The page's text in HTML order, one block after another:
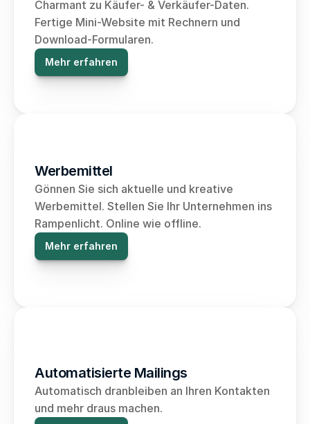
Charmant zu Käufer- & Verkäufer-Daten.
Fertige Mini-Website mit Rechnern und
Download-Formularen.
Mehr erfahren
Werbemittel
Gönnen Sie sich aktuelle und kreative
Werbemittel. Stellen Sie Ihr Unternehmen ins
Rampenlicht. Online wie offline.
Mehr erfahren
Automatisierte Mailings
Automatisch dranbleiben an Ihren Kontakten
und mehr draus machen.